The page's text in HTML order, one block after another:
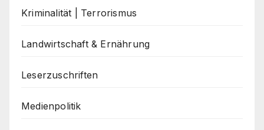
Kriminalität | Terrorismus
Landwirtschaft & Ernährung
Leserzuschriften
Medienpolitik